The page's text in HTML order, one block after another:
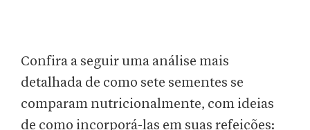
Confira a seguir uma análise mais
detalhada de como sete sementes se
comparam nutricionalmente, com ideias
de como incorporá-las em suas refeições: